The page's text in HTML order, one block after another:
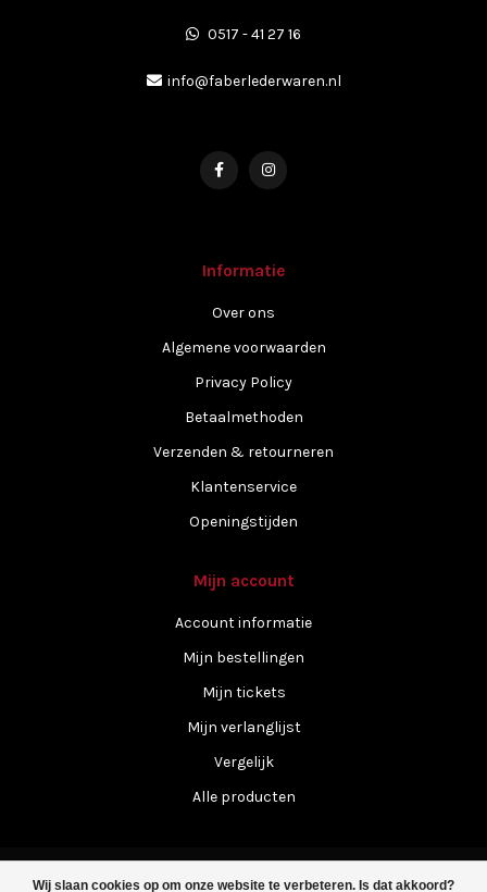
Wij slaan cookies op om onze website te verbeteren. Is dat akkoord?
0517 - 41 27 16
info@faberlederwaren.nl
Informatie
Over ons
Algemene voorwaarden
Privacy Policy
Betaalmethoden
Verzenden & retourneren
Klantenservice
Openingstijden
Mijn account
Account informatie
Mijn bestellingen
Mijn tickets
Mijn verlanglijst
Vergelijk
Alle producten